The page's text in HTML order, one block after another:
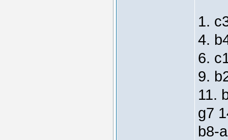
1.
4.
6.
9.
11.
g7
b8-